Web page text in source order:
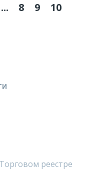
... 8 9 10
реестре